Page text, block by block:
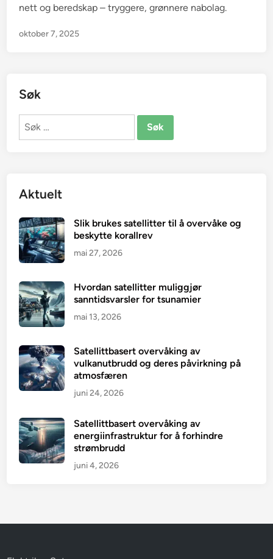
nett og beredskap – tryggere, grønnere nabolag.
oktober 7, 2025
Søk
Søk
Aktuelt
Slik brukes satellitter til å overvåke og
beskytte korallrev
mai 27, 2026
Hvordan satellitter muliggjør
sanntidsvarsler for tsunamier
mai 13, 2026
Satellittbasert overvåking av
vulkanutbrudd og deres påvirkning på
atmosfæren
juni 24, 2026
Satellittbasert overvåking av
energiinfrastruktur for å forhindre
strømbrudd
juni 4, 2026